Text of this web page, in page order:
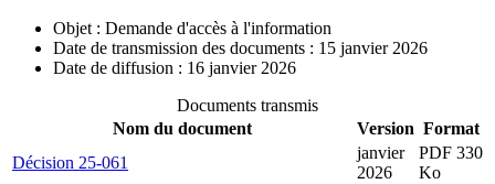
Objet : Demande d'accès à l'information
Date de transmission des documents : 15 janvier 2026
Date de diffusion : 16 janvier 2026
Documents transmis
Nom du document
Version Format
Décision 25-061
janvier
2026
PDF 330
Ko